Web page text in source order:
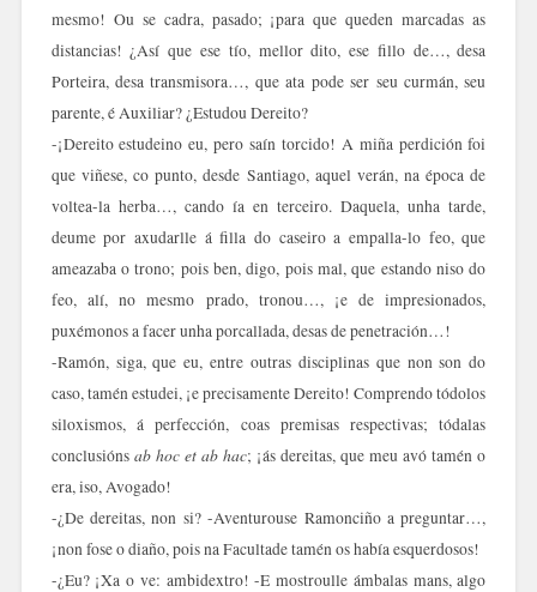
mesmo! Ou se cadra, pasado; ¡para que queden marcadas as
distancias! ¿Así que ese tío, mellor dito, ese fillo de…, desa
Porteira, desa transmisora…, que ata pode ser seu curmán, seu
parente, é Auxiliar? ¿Estudou Dereito?
-¡Dereito estudeino eu, pero saín torcido! A miña perdición foi
que viñese, co punto, desde Santiago, aquel verán, na época de
voltea-la herba…, cando ía en terceiro. Daquela, unha tarde,
deume por axudarlle á filla do caseiro a empalla-lo feo, que
ameazaba o trono; pois ben, digo, pois mal, que estando niso do
feo, alí, no mesmo prado, tronou…, ¡e de impresionados,
puxémonos a facer unha porcallada, desas de penetración…!
-Ramón, siga, que eu, entre outras disciplinas que non son do
caso, tamén estudei, ¡e precisamente Dereito! Comprendo tódolos
siloxismos, á perfección, coas premisas respectivas; tódalas
conclusións ab hoc et ab hac; ¡ás dereitas, que meu avó tamén o
era, iso, Avogado!
-¿De dereitas, non si? -Aventurouse Ramonciño a preguntar…,
¡non fose o diaño, pois na Facultade tamén os había esquerdosos!
-¿Eu? ¡Xa o ve: ambidextro! -E mostroulle ámbalas mans, algo